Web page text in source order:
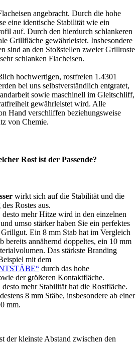
angebracht. Durch die hohe
eine identische Stabilität wie ein
auf. Durch den hierdurch schlankeren
Grillfläche gewährleistet. Insbesondere
sind an den Stoßstellen zweier Grillroste
schlanken Flacheisen.
hochwertigen, rostfreien 1.4301
bei uns selbstverständlich entgratet,
sowie maschinell im Gleitschliff,
gewährleistet wird. Alle
Hand verschliffen beziehungsweise
von Chemie.
Rost ist der Passende?
wirkt sich auf die Stabilität und die
Rostes aus.
desto mehr Hitze wird in den einzelnen
umso stärker haben Sie ein perfektes
Ein 8 mm Stab hat im Vergleich
bereits annähernd doppeltes, ein 10 mm
Das stärkste Branding
mit dem
durch das hohe
der größeren Kontaktfläche.
desto mehr Stabilität hat die Rostfläche.
8 mm Stäbe, insbesondere ab einer
mm.
der kleinste Abstand zwischen den